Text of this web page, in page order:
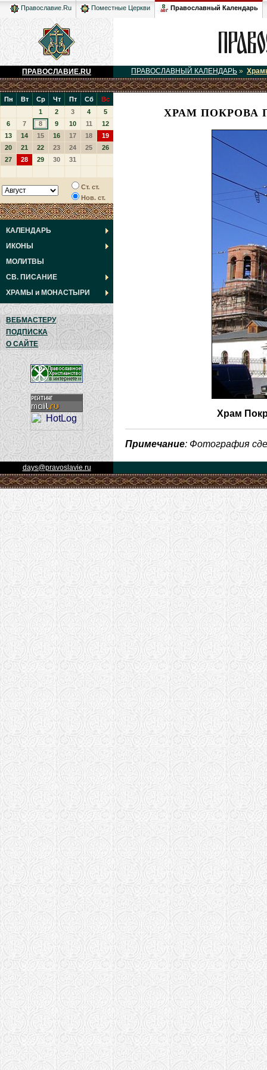
Православие.Ru Поместные Церкви Православный Календарь
ПРАВОСЛАВИЕ.RU ПРАВОСЛАВНЫЙ КАЛЕНДАРЬ »
Пн Вт Ср Чт Пт Сб
Вс
1
2 3 4
5
6
7 8 9 10 11
12
13
14 15 16 17 18
19
20
21 22 23 24 25
26
27
28 29 30 31
Ст. ст.
Нов. ст.
КАЛЕНДАРЬ
ИКОНЫ
МОЛИТВЫ
СВ. ПИСАНИЕ
ХРАМЫ и МОНАСТЫРИ
ВЕБМАСТЕРУ
ПОДПИСКА
О САЙТЕ
ХРАМ ПОКРОВА
Храм
Примечание: Фотография
days@pravoslavie.ru